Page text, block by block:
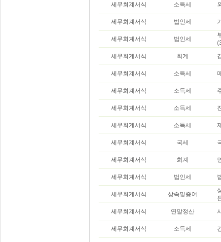
세무회계서식 소득세
세무회계서식 법인세
세무회계서식 법인세
세무회계서식
회계
세무회계서식 소득세
세무회계서식 소득세
세무회계서식 소득세
세무회계서식 소득세
세무회계서식 국세
세무회계서식 회계
세무회계서식 법인세
세무회계서식 상속및증여
세무회계서식
연말정산
세무회계서식 소득세